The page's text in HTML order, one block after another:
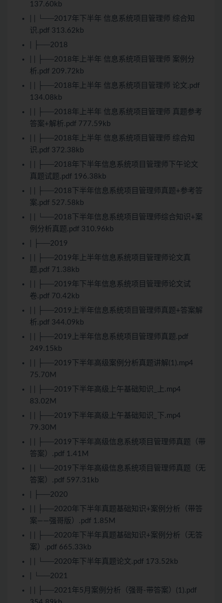
137.60kb
| | └──2017年下半年 信息系统项目管理师 综合知
识.pdf 313.62kb
| ├──2018
| | ├──2018年上半年 信息系统项目管理师 案例分
析.pdf 209.72kb
| | ├──2018年上半年 信息系统项目管理师 论文.pdf
134.08kb
| | ├──2018年上半年 信息系统项目管理师 真题参考
答案+解析.pdf 777.59kb
| | ├──2018年上半年 信息系统项目管理师 综合知
识.pdf 372.38kb
| | ├──2018年下半年信息系统项目管理师下午论文
真题试题.pdf 196.38kb
| | ├──2018下半年信息系统项目管理师真题+参考答
案.pdf 527.58kb
| | └──2018下半年信息系统项目管理师综合知识+案
例分析真题.pdf 310.96kb
| ├──2019
| | ├──2019年上半年信息系统项目管理师论文真
题.pdf 71.38kb
| | ├──2019年下半年信息系统项目管理师论文试
卷.pdf 70.42kb
| | ├──2019上半年信息系统项目管理师真题+答案解
析.pdf 344.09kb
| | ├──2019上半年信息系统项目管理师真题.pdf
249.15kb
| | ├──2019下半年高级案例分析真题讲解(1).mp4
75.70M
| | ├──2019下半年高级上午基础知识_上.mp4
83.02M
| | ├──2019下半年高级上午基础知识_下.mp4
79.30M
| | ├──2019下半年高级信息系统项目管理师真题（带
答案）.pdf 1.41M
| | └──2019下半年高级信息系统项目管理师真题（无
答案）.pdf 597.31kb
| ├──2020
| | ├──2020年下半年真题基础知识+案例分析（带答
案——强哥版）.pdf 1.85M
| | ├──2020年下半年真题基础知识+案例分析（无答
案）.pdf 665.33kb
| | └──2020年下半年真题论文.pdf 173.52kb
| └──2021
| | ├──2021年5月案例分析（强哥-带答案）(1).pdf